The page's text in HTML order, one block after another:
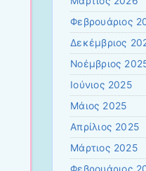
Φεβρουάριος
Δεκέμβριος
Νοέμβριος
Ιούνιος 2025
Μάιος 2025
Απρίλιος 2025
Μάρτιος 2025